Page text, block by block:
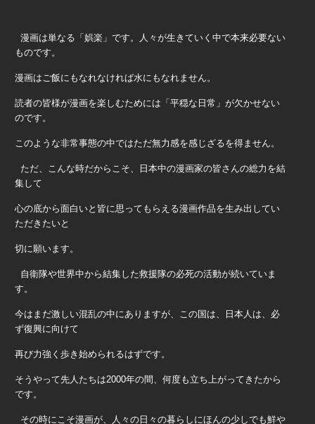
漫画は単なる「娯楽」です。人々が生きていく中で本来必要ない
ものです。
漫画はご飯にもなれなければ水にもなれません。
読者の皆様が漫画を楽しむためには「平穏な日常」が欠かせない
のです。
このような非常事態の中ではただ無力感を感じざるを得ません。
ただ、こんな時だからこそ、日本中の漫画家の皆さんの総力を結
集して
心の底から面白いと皆に思ってもらえる漫画作品を生み出してい
ただきたいと
切に願います。
自衛隊や世界中から結集した救援隊の必死の活動が続いていま
す。
今はまだ激しい混乱の中にありますが、この国は、日本人は、必
ず復興に向けて
再び力強く歩き始められるはずです。
そうやって先人たちは2000年の間、何度も立ち上がってきたから
です。
その時にこそ漫画が、人々の日々の暮らしにほんの少しでも鮮や